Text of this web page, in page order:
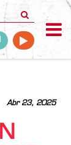
Abr 23, 2025